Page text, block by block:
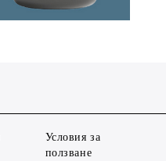
Условия за
ползване